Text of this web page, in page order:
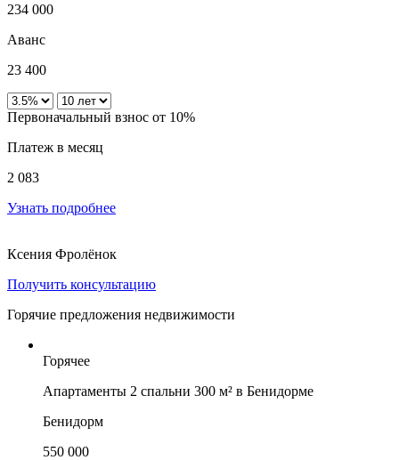
234 000
Аванс
23 400
Первоначальный взнос от 10%
Платеж в месяц
2 083
Узнать подробнее
Ксения Фролёнок
Получить консультацию
Горячие предложения недвижимости
Горячее
Апартаменты 2 спальни 300 м² в Бенидорме
Бенидорм
550 000